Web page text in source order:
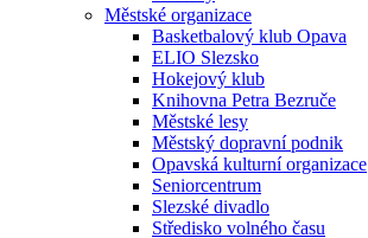
Městské organizace
Basketbalový klub Opava
ELIO Slezsko
Hokejový klub
Knihovna Petra Bezruče
Městské lesy
Městský dopravní podnik
Opavská kulturní organizace
Seniorcentrum
Slezské divadlo
Středisko volného času